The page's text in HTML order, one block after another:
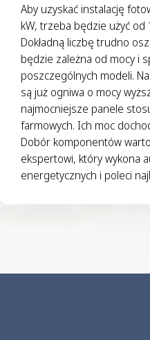
Aby uzyskać instalację
kW, trzeba będzie użyć od
Dokładną liczbę trudno
będzie zależna od mocy i
poszczególnych modeli.
są już ogniwa o mocy
najmocniejsze panele
farmowych. Ich moc
Dobór komponentów
ekspertowi, który wykona
energetycznych i poleci